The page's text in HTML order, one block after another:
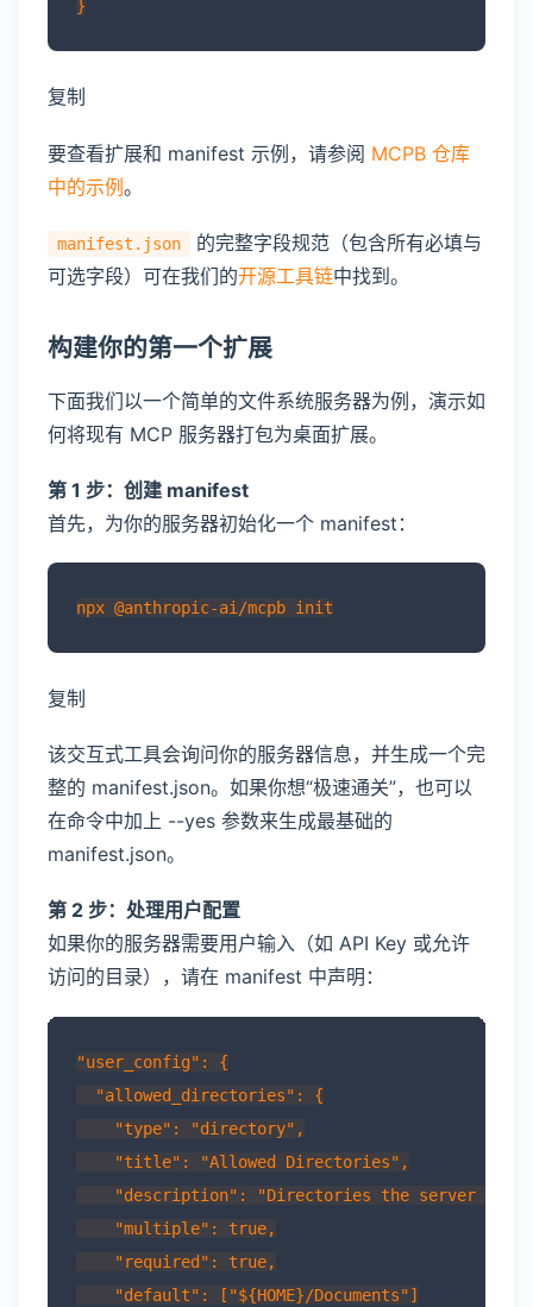
复制
要查看扩展和 manifest 示例，请参阅 MCPB 仓库
中的示例。
manifest.json
的完整字段规范（包含所有必填与
可选字段）可在我们的开源工具链中找到。
构建你的第一个扩展
下面我们以一个简单的文件系统服务器为例，演示如
何将现有 MCP 服务器打包为桌面扩展。
第 1 步：创建 manifest
首先，为你的服务器初始化一个 manifest：
复制
该交互式工具会询问你的服务器信息，并生成一个完
整的 manifest.json。如果你想“极速通关”，也可以
在命令中加上 --yes 参数来生成最基础的
manifest.json。
第 2 步：处理用户配置
如果你的服务器需要用户输入（如 API Key 或允许
访问的目录），请在 manifest 中声明：
"user_config": {
  "allowed_directories": {
    "type": "directory",
    "title": "Allowed Directories",
"description": "Directories the server can
    "multiple": true,
    "required": true,
    "default": ["${HOME}/Documents"]